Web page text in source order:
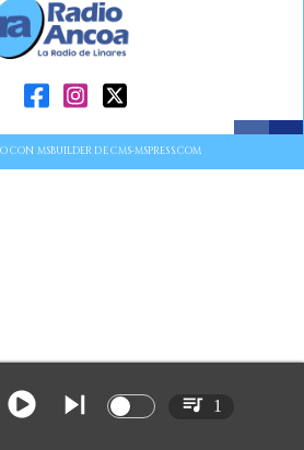
CON MSBUILDER DE CMS-MSPRESS.COM
1